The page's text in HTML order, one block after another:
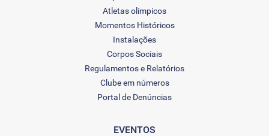
Atletas olímpicos
Momentos Históricos
Instalações
Corpos Sociais
Regulamentos e Relatórios
Clube em números
Portal de Denúncias
EVENTOS